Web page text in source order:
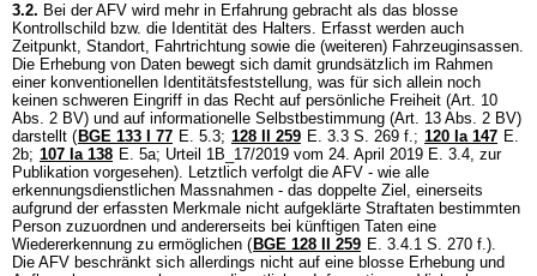
3.2. Bei der AFV wird mehr in Erfahrung gebracht als das blosse
Kontrollschild bzw. die Identität des Halters. Erfasst werden auch
Zeitpunkt, Standort, Fahrtrichtung sowie die (weiteren) Fahrzeuginsassen.
Die Erhebung von Daten bewegt sich damit grundsätzlich im Rahmen
einer konventionellen Identitätsfeststellung, was für sich allein noch
keinen schweren Eingriff in das Recht auf persönliche Freiheit (Art. 10
Abs. 2 BV) und auf informationelle Selbstbestimmung (Art. 13 Abs. 2 BV)
darstellt ( BGE 133 I 77 E. 5.3; 128 II 259 E. 3.3 S. 269 f.; 120 Ia 147 E.
2b; 107 Ia 138 E. 5a; Urteil 1B_17/2019 vom 24. April 2019 E. 3.4, zur
Publikation vorgesehen). Letztlich verfolgt die AFV - wie alle
erkennungsdienstlichen Massnahmen - das doppelte Ziel, einerseits
aufgrund der erfassten Merkmale nicht aufgeklärte Straftaten bestimmten
Person zuzuordnen und andererseits bei künftigen Taten eine
Wiedererkennung zu ermöglichen ( BGE 128 II 259 E. 3.4.1 S. 270 f.).
Die AFV beschränkt sich allerdings nicht auf eine blosse Erhebung und